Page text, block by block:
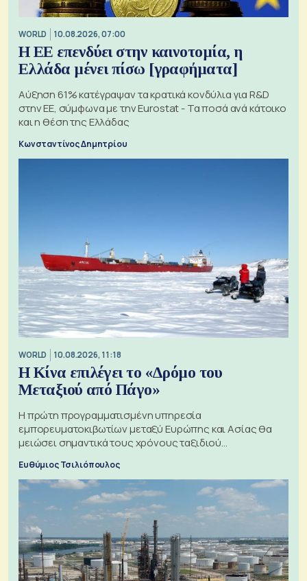
WORLD 10.08.2026, 07:00
Η ΕΕ επενδύει στην καινοτομία, η
Ελλάδα μένει πίσω [γραφήματα]
Αύξηση 61% κατέγραψαν τα κρατικά κονδύλια για R&D
στην ΕΕ, σύμφωνα με την Eurostat - Τα ποσά ανά κάτοικο
και η θέση της Ελλάδας
Κωνσταντίνος Δημητρίου
WORLD 10.08.2026, 11:18
Η Κίνα επιλέγει το «Δρόμο του
Μεταξιού από Πάγο»
Η πρώτη προγραμματισμένη υπηρεσία
εμπορευματοκιβωτίων μεταξύ Ευρώπης και Ασίας θα
μειώσει σημαντικά τους χρόνους ταξιδιού
χρησιμοποιώντας την Αρκτική ως πλωτή οδό
Ευθύμιος Τσιλιόπουλος